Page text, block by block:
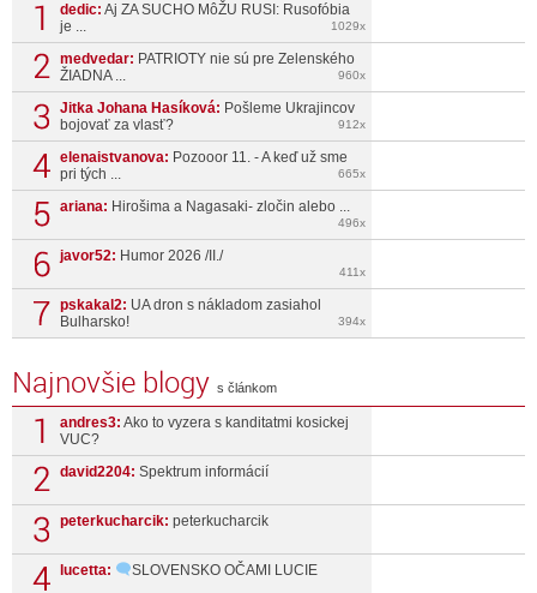
dedic: Aj ZA SUCHO MôŽU RUSI: Rusofóbia
je ...
1029x
medvedar: PATRIOTY nie sú pre Zelenského
ŽIADNA ...
960x
Jitka Johana Hasíková: Pošleme Ukrajincov
bojovať za vlasť?
912x
elenaistvanova: Pozooor 11. - A keď už sme
pri tých ...
665x
ariana: Hirošima a Nagasaki- zločin alebo ...
496x
javor52: Humor 2026 /II./
411x
pskakal2: UA dron s nákladom zasiahol
Bulharsko!
394x
Najnovšie blogy s článkom
andres3: Ako to vyzera s kanditatmi kosickej
VUC?
david2204: Spektrum informácií
peterkucharcik: peterkucharcik
lucetta: SLOVENSKO OČAMI LUCIE